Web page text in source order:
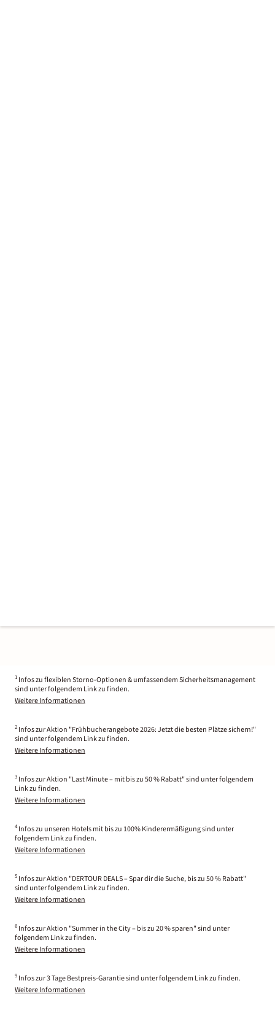
1 Infos zu flexiblen Storno-Optionen & umfassendem Sicherheitsmanagement
sind unter folgendem Link zu finden.
Weitere Informationen
2 Infos zur Aktion "Frühbucherangebote 2026: Jetzt die besten Plätze sichern!"
sind unter folgendem Link zu finden.
Weitere Informationen
3 Infos zur Aktion "Last Minute – mit bis zu 50 % Rabatt" sind unter folgendem
Link zu finden.
Weitere Informationen
4 Infos zu unseren Hotels mit bis zu 100% Kinderermäßigung sind unter
folgendem Link zu finden.
Weitere Informationen
5 Infos zur Aktion "DERTOUR DEALS – Spar dir die Suche, bis zu 50 % Rabatt"
sind unter folgendem Link zu finden.
Weitere Informationen
6 Infos zur Aktion "Summer in the City – bis zu 20 % sparen" sind unter
folgendem Link zu finden.
Weitere Informationen
9 Infos zur 3 Tage Bestpreis-Garantie sind unter folgendem Link zu finden.
Weitere Informationen